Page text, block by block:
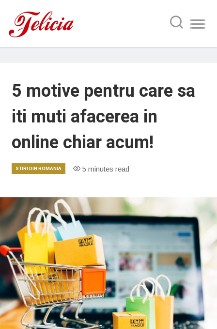
5 motive pentru care sa
iti muti afacerea in
online chiar acum!
STIRI DIN ROMANIA 5 minutes read